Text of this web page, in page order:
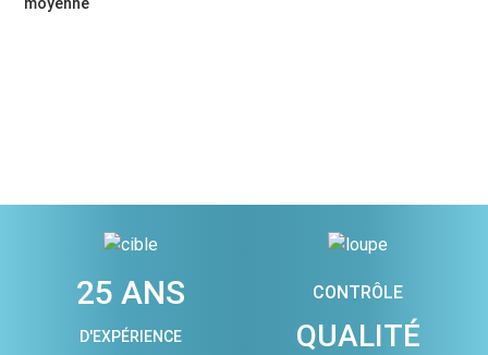
25 ANS
D'EXPÉRIENCE
CONTRÔLE
QUALITÉ